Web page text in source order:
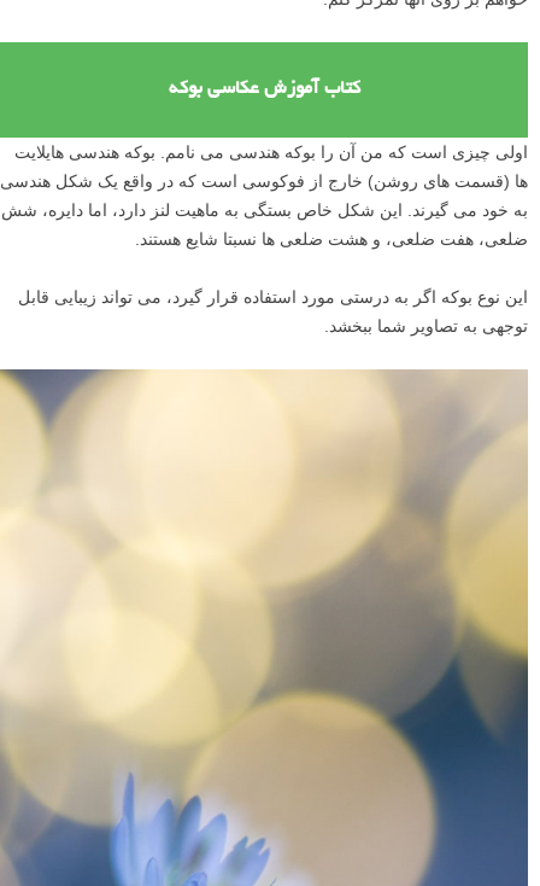
کتاب آموزش عکاسی بوکه
اولی چیزی است که من آن را بوکه هندسی می نامم. بوکه هندسی هایلایت
ها (قسمت های روشن) خارج از فوکوسی است که در واقع یک شکل هندسی
به خود می گیرند. این شکل خاص بستگی به ماهیت لنز دارد، اما دایره، شش
ضلعی، هفت ضلعی، و هشت ضلعی ها نسبتا شایع هستند.
این نوع بوکه اگر به درستی مورد استفاده قرار گیرد، می تواند زیبایی قابل
توجهی به تصاویر شما ببخشد.